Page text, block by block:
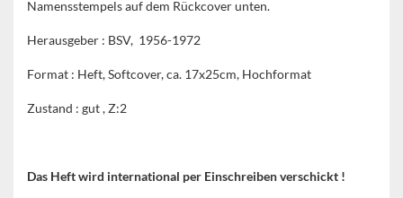
Namensstempels auf dem Rückcover unten.
Herausgeber : BSV, 1956-1972
Format : Heft, Softcover, ca. 17x25cm, Hochformat
Zustand : gut , Z:2
Das Heft wird international per Einschreiben verschickt !